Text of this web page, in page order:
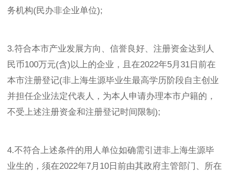
务机构(民办非企业单位);
3.符合本市产业发展方向、信誉良好、注册资金达到人
民币100万元(含)以上的企业，且在2022年5月31日前在
本市注册登记(非上海生源毕业生最高学历阶段自主创业
并担任企业法定代表人，为本人申请办理本市户籍的，
不受上述注册资金和注册登记时间限制);
4.不符合上述条件的用人单位如确需引进非上海生源毕
业生的，须在2022年7月10日前由其政府主管部门、所在